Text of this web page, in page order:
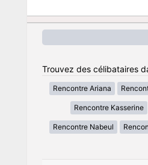
Trouvez des célibataires
Rencontre Ariana
Rencontre Kasserine
Rencontre Nabeul